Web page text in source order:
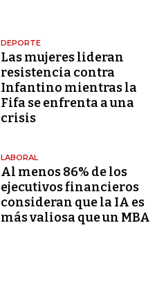
DEPORTE
Las mujeres lideran
resistencia contra
Infantino mientras la
Fifa se enfrenta a una
crisis
LABORAL
Al menos 86% de los
ejecutivos financieros
consideran que la IA es
más valiosa que un MBA